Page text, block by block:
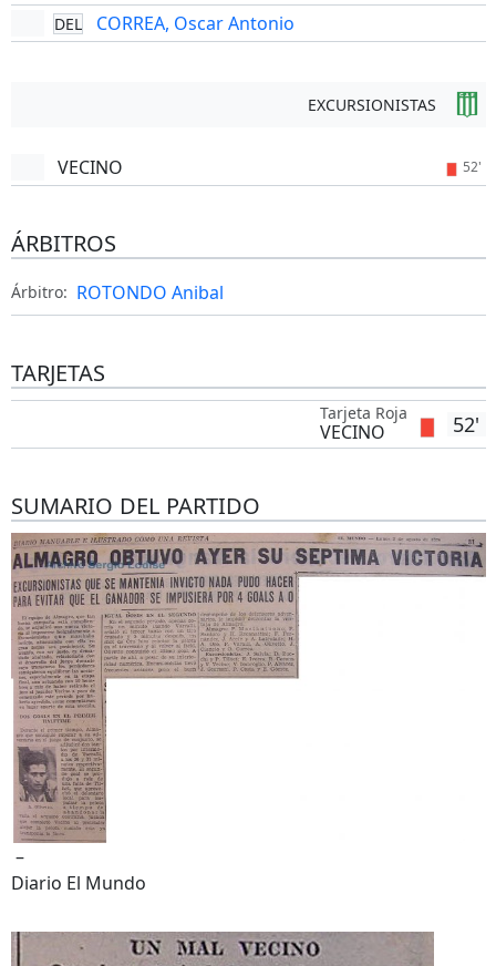
DEL CORREA, Oscar Antonio
EXCURSIONISTAS
VECINO 52'
ÁRBITROS
Árbitro: ROTONDO Anibal
TARJETAS
52'
Tarjeta Roja
VECINO
SUMARIO DEL PARTIDO
–
Diario El Mundo